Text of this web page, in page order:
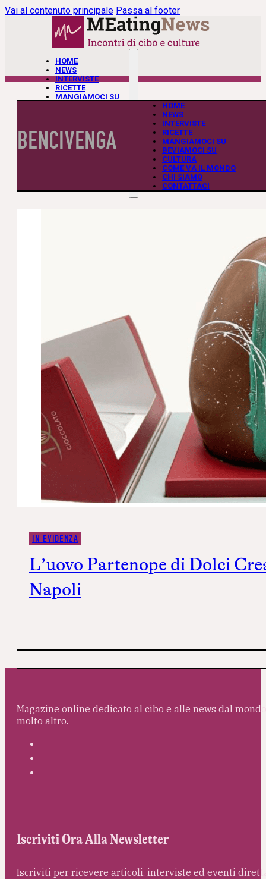
Vai al contenuto principale Passa al footer
HOME
NEWS
INTERVISTE
RICETTE
MANGIAMOCI SU
CHI SIAMO
CONTATTACI
HOME
NEWS
INTERVISTE
RICETTE
MANGIAMOCI SU
BEVIAMOCI SU
CULTURA
COME VA IL MONDO
CHI SIAMO
CONTATTACI
BENCIVENGA
IN EVIDENZA
L’uovo Partenope di Dolci
Napoli
Magazine online dedicato al cibo e alle news dal
molto altro.
Iscriviti Ora Alla Newsletter
Iscriviti per ricevere articoli, interviste ed eventi